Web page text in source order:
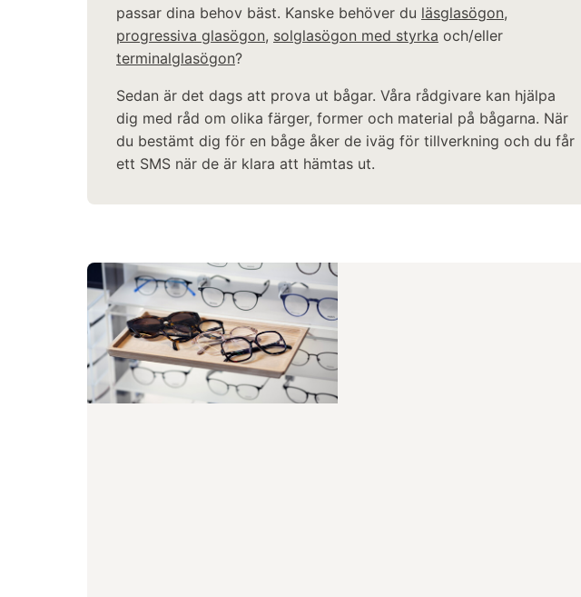
passar dina behov bäst. Kanske behöver du läsglasögon,
progressiva glasögon, solglasögon med styrka och/eller
terminalglasögon?
Sedan är det dags att prova ut bågar. Våra rådgivare kan hjälpa
dig med råd om olika färger, former och material på bågarna. När
du bestämt dig för en båge åker de iväg för tillverkning och du får
ett SMS när de är klara att hämtas ut.